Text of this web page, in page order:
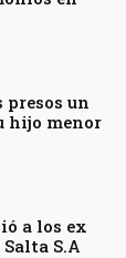
presos un
hijo menor
a los ex
S.A